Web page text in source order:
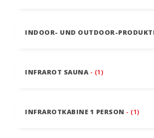
INDOOR- UND OUTDOOR-
INFRAROT SAUNA - (1)
INFRAROTKABINE 1 PERSON - (1)